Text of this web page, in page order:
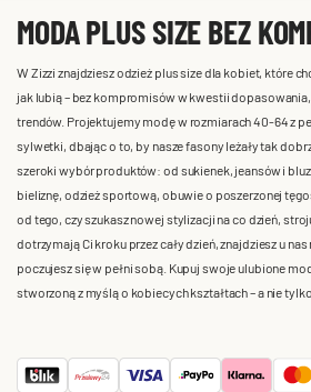
MODA PLUS SIZE BEZ
W Zizzi znajdziesz odzież plus size dla kobiet, które
jak lubią – bez kompromisów w kwestii
trendów. Projektujemy modę w rozmiarach 40-64 z
sylwetki, dbając o to, by nasze fasony leżały tak
szeroki wybór produktów: od sukienek, jeansów i
bieliznę, odzież sportową, obuwie o poszerzonej
od tego, czy szukasz nowej stylizacji na co dzień,
dotrzymają Ci kroku przez cały dzień, znajdziesz u
poczujesz się w pełni sobą. Kupuj swoje ulubione
stworzoną z myślą o kobiecych kształtach – a nie